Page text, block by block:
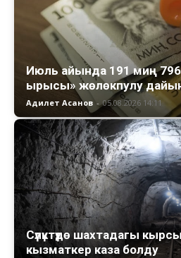
Июль айында 191 миң 796
ырысы» жөлөкпулу
Адилет Асанов - 05.08.2026 14:11
Сүлүктүдө шахтадагы
кызматкер каза болду